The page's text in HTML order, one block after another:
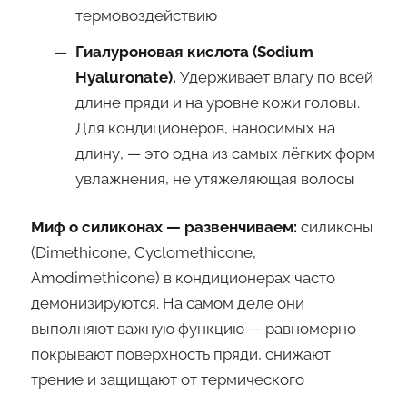
термовоздействию
Гиалуроновая кислота (Sodium
Hyaluronate). Удерживает влагу по всей
длине пряди и на уровне кожи головы.
Для кондиционеров, наносимых на
длину, — это одна из самых лёгких форм
увлажнения, не утяжеляющая волосы
Миф о силиконах — развенчиваем: силиконы
(Dimethicone, Cyclomethicone,
Amodimethicone) в кондиционерах часто
демонизируются. На самом деле они
выполняют важную функцию — равномерно
покрывают поверхность пряди, снижают
трение и защищают от термического